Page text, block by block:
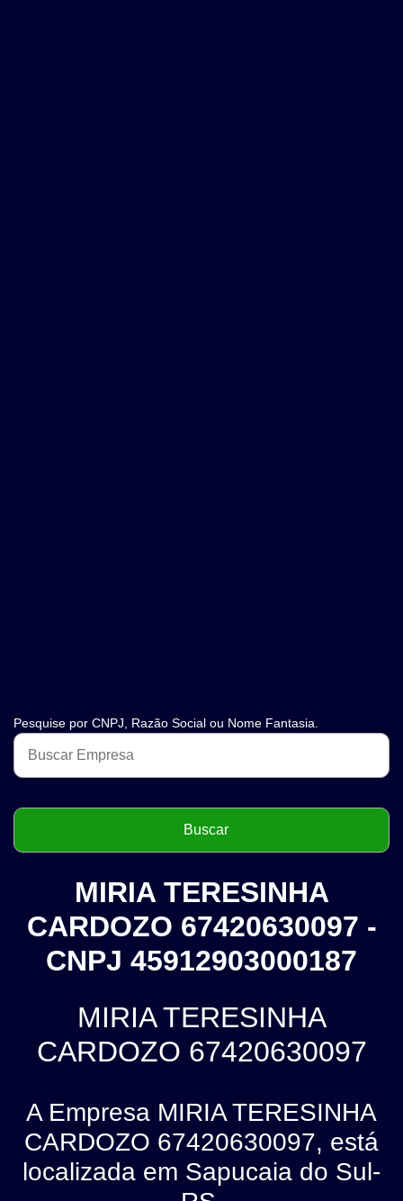
Pesquise por CNPJ, Razão Social ou Nome Fantasia.
MIRIA TERESINHA
CARDOZO 67420630097 -
CNPJ 45912903000187
MIRIA TERESINHA
CARDOZO 67420630097
A Empresa MIRIA TERESINHA
CARDOZO 67420630097, está
localizada em Sapucaia do Sul-